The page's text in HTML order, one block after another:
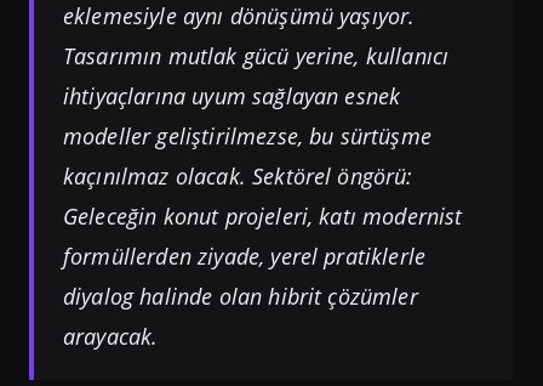
eklemesiyle aynı dönüşümü yaşıyor.
Tasarımın mutlak gücü yerine, kullanıcı
ihtiyaçlarına uyum sağlayan esnek
modeller geliştirilmezse, bu sürtüşme
kaçınılmaz olacak. Sektörel öngörü:
Geleceğin konut projeleri, katı modernist
formüllerden ziyade, yerel pratiklerle
diyalog halinde olan hibrit çözümler
arayacak.